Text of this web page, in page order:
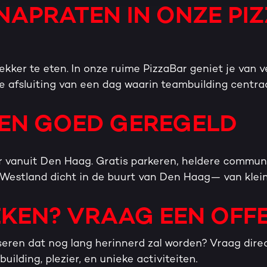
IN ONZE
te eten. In onze ruime PizzaBar geniet je van
afsluiting van een dag waarin teambuilding
GOED GEREGELD
vanuit Den Haag. Gratis parkeren, heldere
dicht in de buurt van Den Haag— van
VRAAG EEN
dat nog lang herinnerd zal worden? Vraag
plezier, en unieke activiteiten.